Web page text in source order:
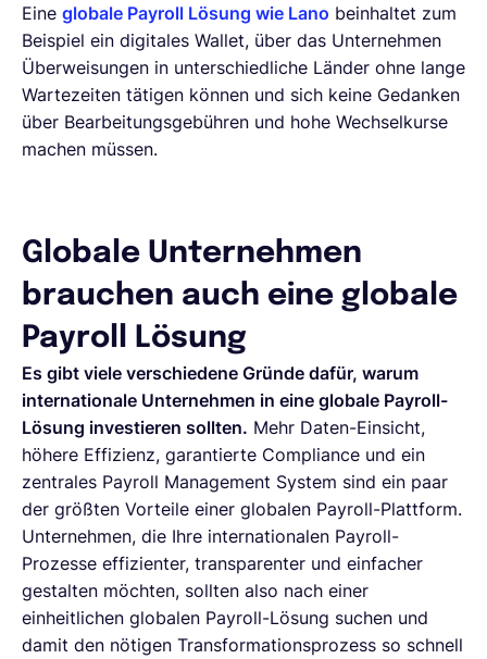
Eine globale Payroll Lösung wie Lano beinhaltet zum
Beispiel ein digitales Wallet, über das Unternehmen
Überweisungen in unterschiedliche Länder ohne lange
Wartezeiten tätigen können und sich keine Gedanken
über Bearbeitungsgebühren und hohe Wechselkurse
machen müssen.
Globale Unternehmen
brauchen auch eine globale
Payroll Lösung
Es gibt viele verschiedene Gründe dafür, warum
internationale Unternehmen in eine globale Payroll-
Lösung investieren sollten. Mehr Daten-Einsicht,
höhere Effizienz, garantierte Compliance und ein
zentrales Payroll Management System sind ein paar
der größten Vorteile einer globalen Payroll-Plattform.
Unternehmen, die Ihre internationalen Payroll-
Prozesse effizienter, transparenter und einfacher
gestalten möchten, sollten also nach einer
einheitlichen globalen Payroll-Lösung suchen und
damit den nötigen Transformationsprozess so schnell